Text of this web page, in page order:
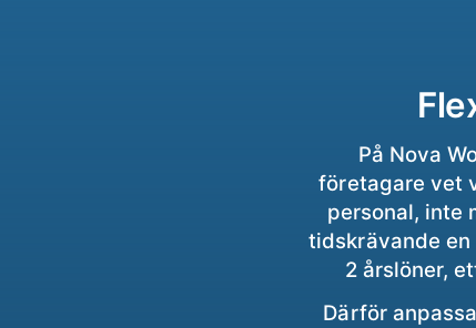
På Nova
företagare vet
personal, inte
tidskrävande
2 årslöner,
Därför